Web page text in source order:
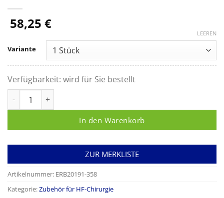
58,25 €
Variante
LEEREN
Verfügbarkeit: wird für Sie bestellt
In den Warenkorb
ZUR MERKLISTE
Artikelnummer: ERB20191-358
Kategorie:Zubehör für HF-Chirurgie